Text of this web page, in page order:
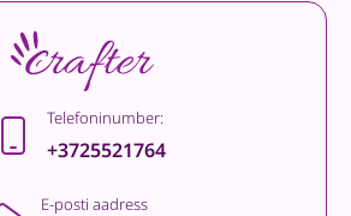
Telefoninumber:
+3725521764
E-posti aadress